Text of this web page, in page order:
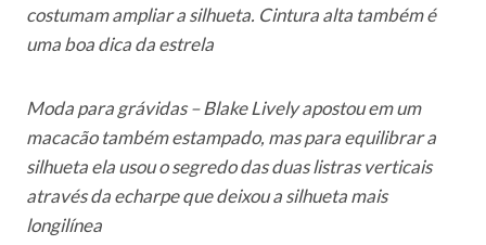
costumam ampliar a silhueta. Cintura alta também é
uma boa dica da estrela
Moda para grávidas – Blake Lively apostou em um
macacão também estampado, mas para equilibrar a
silhueta ela usou o segredo das duas listras verticais
através da echarpe que deixou a silhueta mais
longilínea